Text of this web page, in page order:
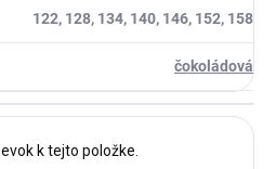
122, 128, 134, 140, 146, 152, 158
čokoládová
k tejto položke.